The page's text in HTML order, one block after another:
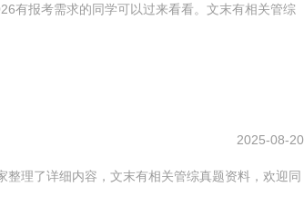
有报考需求的同学可以过来看看。文末有相关管综
2025-08-20
理了详细内容，文末有相关管综真题资料，欢迎同